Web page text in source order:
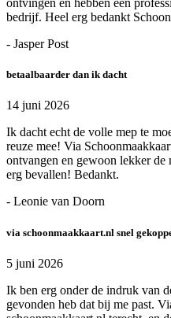
ontvingen en hebben een
bedrijf. Heel erg bedankt
- Jasper Post
betaalbaarder dan ik dacht
14 juni 2026
Ik dacht echt de volle mep te
reuze mee! Via
ontvangen en gewoon lekker
erg bevallen! Bedankt.
- Leonie van Doorn
via schoonmaakkaart.nl snel
5 juni 2026
Ik ben erg onder de indruk van
gevonden heb dat bij me past.